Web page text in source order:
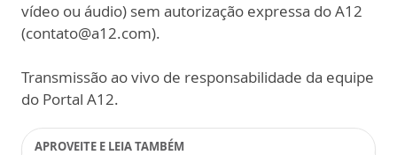
vídeo ou áudio) sem autorização expressa do A12
(contato@a12.com).
Transmissão ao vivo de responsabilidade da equipe
do Portal A12.
APROVEITE E LEIA TAMBÉM